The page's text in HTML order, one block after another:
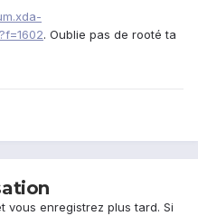
. Oublie pas de rooté ta
vous enregistrez plus tard. Si